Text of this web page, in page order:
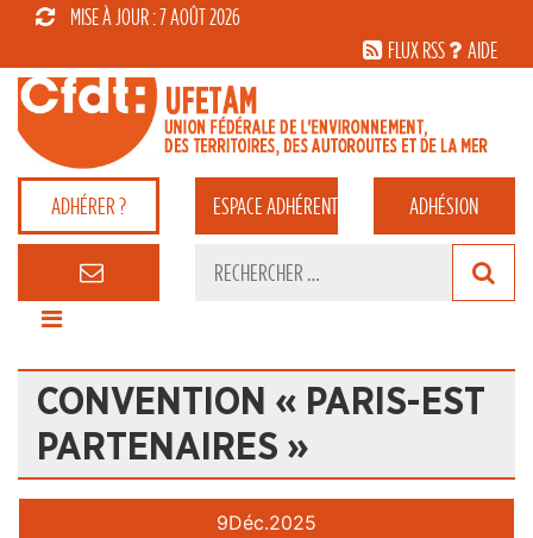
MISE À JOUR : 7 AOÛT 2026
FLUX RSS
AIDE
ADHÉRER ? ESPACEADHÉRENT ADHÉSION
CONVENTION « PARIS-EST
PARTENAIRES »
9Déc.2025